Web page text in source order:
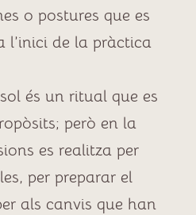
o postures que es
de la pràctica
és un ritual que es
però en la
es realitza per
per preparar el
als canvis que han